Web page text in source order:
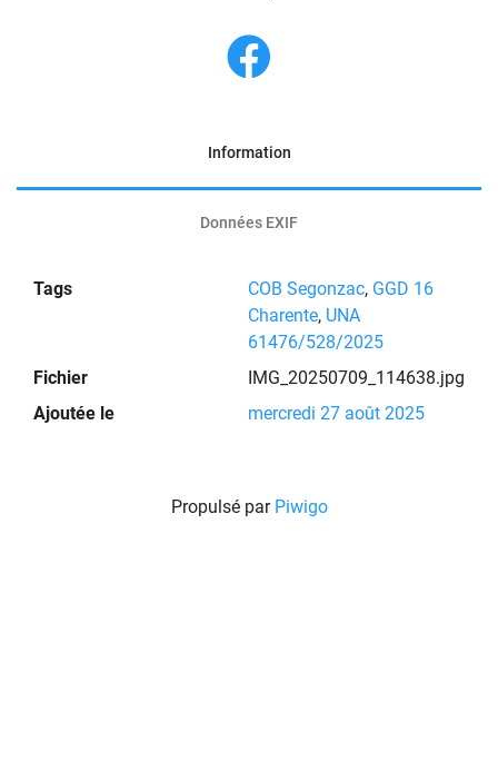
Information
Données EXIF
Tags COB Segonzac, GGD 16
Charente, UNA
61476/528/2025
Fichier
IMG_20250709_114638.jpg
Ajoutée le
mercredi 27 août 2025
Propulsé par Piwigo